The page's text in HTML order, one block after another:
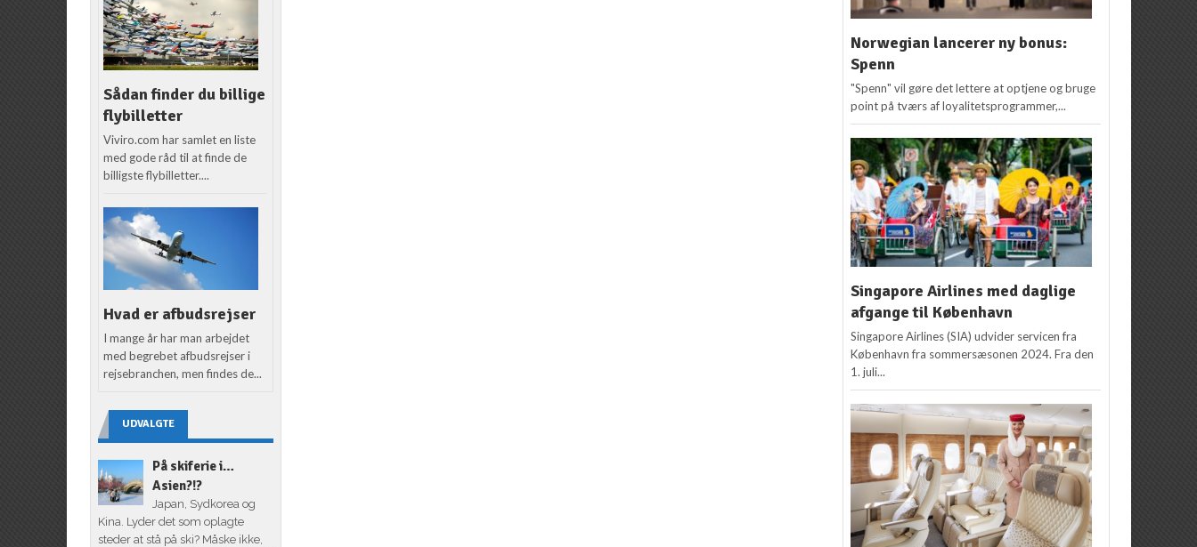
Sådan finder du billige
flybilletter
Viviro.com har samlet en liste
med gode råd til at finde de
billigste flybilletter....
Hvad er afbudsrejser
I mange år har man arbejdet
med begrebet afbudsrejser i
rejsebranchen, men findes de...
UDVALGTE
På skiferie i…
Asien?!?
Japan, Sydkorea og
Kina. Lyder det som oplagte
steder at stå på ski? Måske ikke,
Norwegian lancerer ny bonus:
Spenn
"Spenn" vil gøre det lettere at optjene og bruge
point på tværs af loyalitetsprogrammer,...
Singapore Airlines med daglige
afgange til København
Singapore Airlines (SIA) udvider servicen fra
København fra sommersæsonen 2024. Fra den
1. juli...